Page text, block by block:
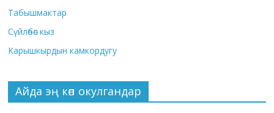
Табышмактар
Сүйлөбөс кыз
Карышкырдын камкордугу
Айда эң көп окулгандар